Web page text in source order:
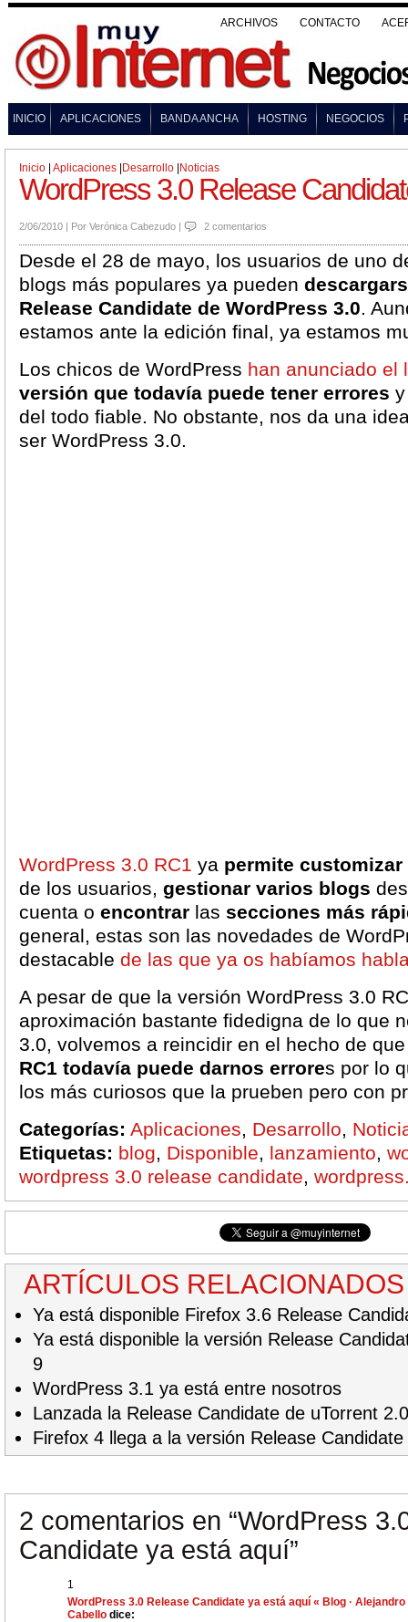
ARCHIVOS CONTACTO
INICIO APLICACIONES BANDA ANCHA HOSTING NEGOCIOS
Inicio Aplicaciones Desarrollo Noticias
WordPress 3.0 Release
2/06/2010 | Por Verónica Cabezudo | 2 comentarios
Desde el 28 de mayo, los usuarios de uno
blogs más populares ya pueden
Release Candidate de WordPress 3.0.
estamos ante la edición final, ya estamos
Los chicos de WordPress han anunciado el
versión que todavía puede tener errores
del todo fiable. No obstante, nos da una
ser WordPress 3.0.
WordPress 3.0 RC1 ya permite
de los usuarios, gestionar varios blogs
cuenta o encontrar las secciones más
general, estas son las novedades de
destacable de las que ya os habíamos
A pesar de que la versión WordPress 3.0
aproximación bastante fidedigna de lo que
3.0, volvemos a reincidir en el hecho de
RC1 todavía puede darnos errores por lo
los más curiosos que la prueben pero con
Categorías: Aplicaciones, Desarrollo,
Etiquetas: blog, Disponible, lanzamiento,
wordpress 3.0 release candidate,
ARTÍCULOS RELACIONADOS
Ya está disponible Firefox 3.6 Release
Ya está disponible la versión Release
9
WordPress 3.1 ya está entre nosotros
Lanzada la Release Candidate de uTorrent 2.0
Firefox 4 llega a la versión Release Candidate
2 comentarios en “WordPress
Candidate ya está aquí”
1
WordPress 3.0 Release Candidate ya está aquí « Blog · Alejandro
Cabello dice: